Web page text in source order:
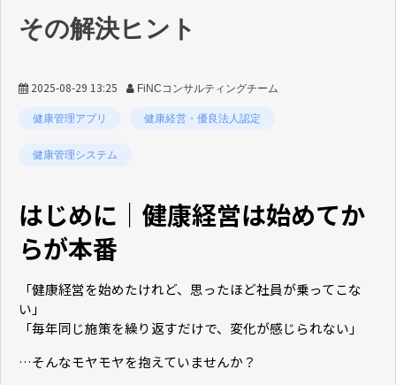
その解決ヒント
2025-08-29 13:25 FiNCコンサルティングチーム
健康管理アプリ 健康経営・優良法人認定
健康管理システム
はじめに｜健康経営は始めてか
らが本番
「健康経営を始めたけれど、思ったほど社員が乗ってこな
い」
「毎年同じ施策を繰り返すだけで、変化が感じられない」
…そんなモヤモヤを抱えていませんか？